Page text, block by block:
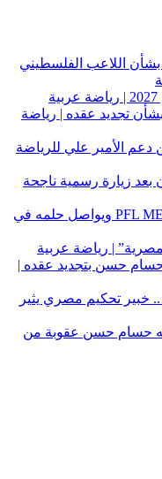
بشأن اللاعب الفلسطيني
بشأن تجديد عقده | رياضة
دعم الأمير علي للرياضة
بعد زيارة رسمية ناجحة
الكيالي يتأهل إلى نصف نهائي PFL MENA ويواصل حلمه في
| رياضة عربية
حسام حسن بتجديد عقده |
خبير تحكيم مصري يثير
حسام حسن عقوبة من